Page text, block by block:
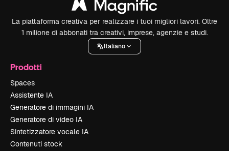
La piattaforma creativa per realizzare i tuoi migliori lavori. Oltre
1 milione di abbonati tra creativi, imprese, agenzie e studi.
Italiano
Prodotti
Spaces
Assistente IA
Generatore di immagini IA
Generatore di video IA
Sintetizzatore vocale IA
Contenuti stock